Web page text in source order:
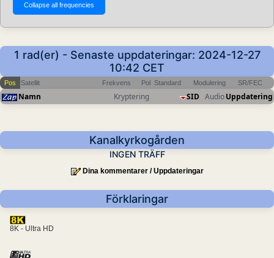
1 rad(er) - Senaste uppdateringar: 2024-12-27
10:42 CET
Pos Satellit Frekvens Pol Standard Modulering SR/FEC
Namn Kryptering SID AudioUppdatering
Kanalkyrkogården
INGEN TRÄFF
Dina kommentarer / Uppdateringar
Förklaringar
8K - Ultra HD